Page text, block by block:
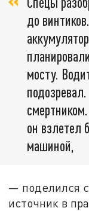
до
мосту.
он взлетел
машиной,
— поделился
источник в